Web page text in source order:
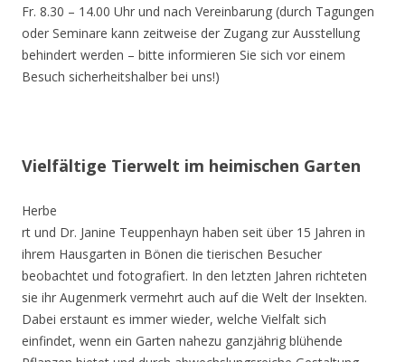
Fr. 8.30 – 14.00 Uhr und nach Vereinbarung (durch Tagungen
oder Seminare kann zeitweise der Zugang zur Ausstellung
behindert werden – bitte informieren Sie sich vor einem
Besuch sicherheitshalber bei uns!)
Vielfältige Tierwelt im heimischen Garten
Herbe
rt und Dr. Janine Teuppenhayn haben seit über 15 Jahren in
ihrem Hausgarten in Bönen die tierischen Besucher
beobachtet und fotografiert. In den letzten Jahren richteten
sie ihr Augenmerk vermehrt auch auf die Welt der Insekten.
Dabei erstaunt es immer wieder, welche Vielfalt sich
einfindet, wenn ein Garten nahezu ganzjährig blühende